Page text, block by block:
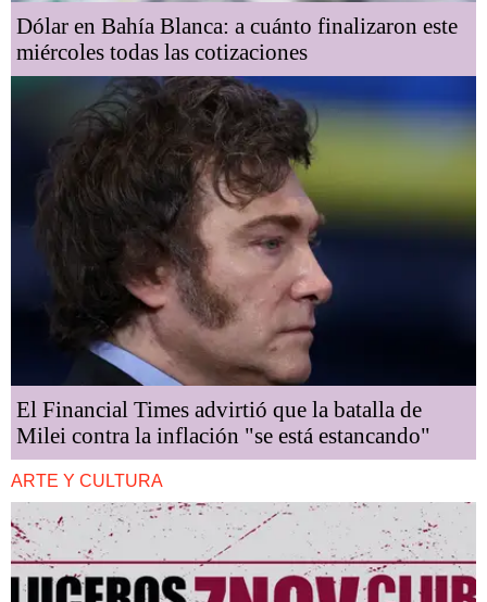
Dólar en Bahía Blanca: a cuánto finalizaron este
miércoles todas las cotizaciones
El Financial Times advirtió que la batalla de
Milei contra la inflación "se está estancando"
ARTE Y CULTURA